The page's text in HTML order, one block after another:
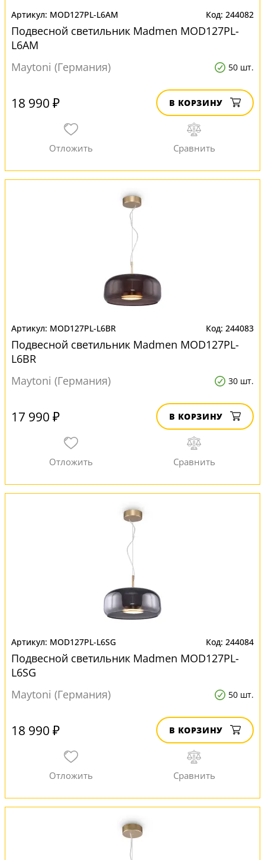
MOD127PL-L6AM 244082
Подвесной светильник Madmen MOD127PL-
L6AM
Maytoni (Германия)
50 шт.
18 990 ₽ В КОРЗИНУ
MOD127PL-L6BR 244083
Подвесной светильник Madmen MOD127PL-
L6BR
Maytoni (Германия)
30 шт.
17 990 ₽ В КОРЗИНУ
MOD127PL-L6SG 244084
Подвесной светильник Madmen MOD127PL-
L6SG
Maytoni (Германия)
50 шт.
18 990 ₽ В КОРЗИНУ